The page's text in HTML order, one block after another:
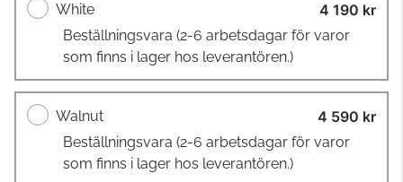
White 4 190 kr
Beställningsvara (2-6 arbetsdagar för varor
som finns i lager hos leverantören.)
Walnut 4 590 kr
Beställningsvara (2-6 arbetsdagar för varor
som finns i lager hos leverantören.)